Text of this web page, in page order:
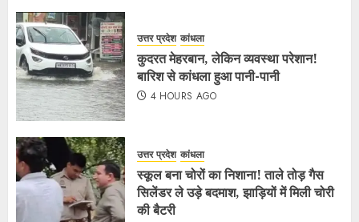
उत्तर प्रदेश कांधला
कुदरत मेहरबान, लेकिन व्यवस्था परेशान!
बारिश से कांधला हुआ पानी-पानी
4 HOURS AGO
उत्तर प्रदेश कांधला
स्कूल बना चोरों का निशाना! ताले तोड़ गैस
सिलेंडर ले उड़े बदमाश, झाड़ियों में मिली चोरी
की बैटरी